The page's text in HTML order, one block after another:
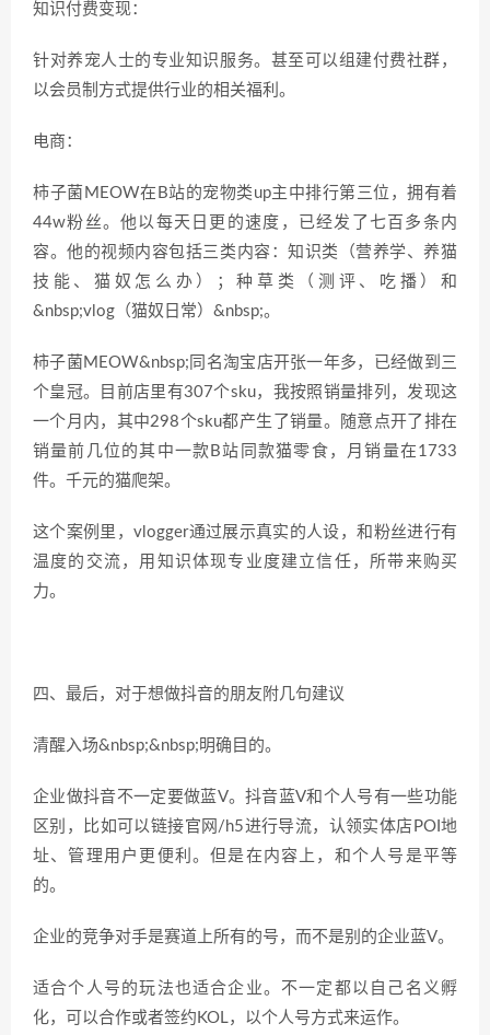
知识付费变现：
针对养宠人士的专业知识服务。甚至可以组建付费社群，
以会员制方式提供行业的相关福利。
电商：
柿子菌MEOW在B站的宠物类up主中排行第三位，拥有着
44w粉丝。他以每天日更的速度，已经发了七百多条内
容。他的视频内容包括三类内容：知识类（营养学、养猫
技能、猫奴怎么办）；种草类（测评、吃播）和
&nbsp;vlog（猫奴日常）&nbsp;。
柿子菌MEOW&nbsp;同名淘宝店开张一年多，已经做到三
个皇冠。目前店里有307个sku，我按照销量排列，发现这
一个月内，其中298个sku都产生了销量。随意点开了排在
销量前几位的其中一款B站同款猫零食，月销量在1733
件。千元的猫爬架。
这个案例里，vlogger通过展示真实的人设，和粉丝进行有
温度的交流，用知识体现专业度建立信任，所带来购买
力。
四、最后，对于想做抖音的朋友附几句建议
清醒入场&nbsp;&nbsp;明确目的。
企业做抖音不一定要做蓝V。抖音蓝V和个人号有一些功能
区别，比如可以链接官网/h5进行导流，认领实体店POI地
址、管理用户更便利。但是在内容上，和个人号是平等
的。
企业的竞争对手是赛道上所有的号，而不是别的企业蓝V。
适合个人号的玩法也适合企业。不一定都以自己名义孵
化，可以合作或者签约KOL，以个人号方式来运作。